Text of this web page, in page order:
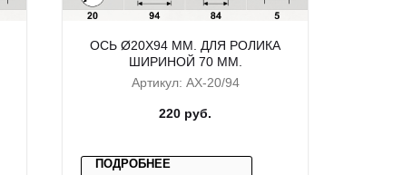
ОСЬ Ø20X94 ММ. ДЛЯ РОЛИКА
ШИРИНОЙ 70 ММ.
Артикул: AX-20/94
220 руб.
ПОДРОБНЕЕ